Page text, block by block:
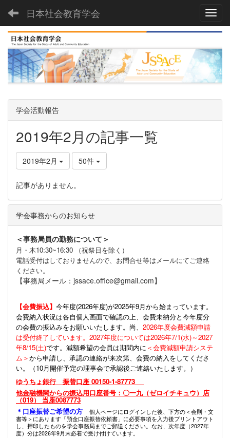
日本社会教育学会
学会活動報告
2019年2月の記事一覧
2019年2月 50件
記事がありません。
学会事務からのお知らせ
＜事務局員の勤務について＞
月・木10:30~16:30 （祝祭日を除く）
電話受付はしておりませんので、お問合せ等はメールにてご連絡
ください。
【事務局メール：jssace.office@gmail.com】
【会費振込】 今年度(2026年度)が2025年9月から始まっています。
会費納入状況は各自個人画面で確認の上、会費未納分と今年度分
の会費の振込みをお願いいたします。尚、 2026年度会費減額申請
は受付終了しています。2027年度については2026年7/1(水)～2027
年8/15(土)です。減額希望の会員は期間内に ＜会費減額申請システ
ム＞から申請し、承認の連絡が来次第、会費の納入をしてくださ
い。（10月開催予定の理事会で承認後ご連絡いたします。）
ゆうちょ銀行 振替口座 00150-1-87773
他金融機関からの振込用口座番号：〇一九（ゼロイチキュウ）店
（019） 当座0087773
＊口座振替ご希望の方
個人ページにログインした後、下方の＜会則・文
書等＞にあります「預金口座振替依頼書」に必要事項を入力後プリントアウト
し、押印したものを学会事務局までご郵送ください。なお、次年度（2027年
度）分は2026年9月末必着で受け付けています。